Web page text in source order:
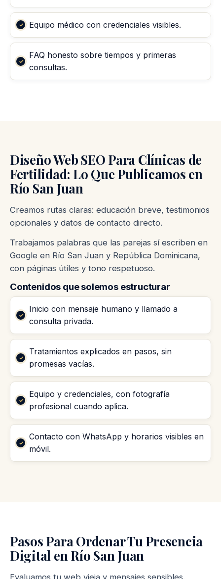
Equipo médico con credenciales visibles.
FAQ honesto sobre tiempos y primeras
consultas.
Diseño Web SEO Para Clínicas de
Fertilidad: Lo Que Publicamos en
Río San Juan
Creamos rutas claras: educación breve, testimonios
opcionales y datos de contacto directo.
Trabajamos palabras que las parejas sí escriben en
Google en Río San Juan y República Dominicana,
con páginas útiles y tono respetuoso.
Contenidos que solemos estructurar
Inicio con mensaje humano y llamado a
consulta privada.
Tratamientos explicados en pasos, sin
promesas vacías.
Equipo y credenciales, con fotografía
profesional cuando aplica.
Contacto con WhatsApp y horarios visibles en
móvil.
Pasos Para Ordenar Tu Presencia
Digital en Río San Juan